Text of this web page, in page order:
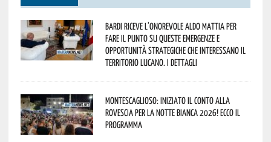
Bardi riceve l’onorevole Aldo Mattia per
fare il punto su queste emergenze e
opportunità strategiche che interessano il
territorio lucano. I dettagli
Montescaglioso: iniziato il conto alla
rovescia per la Notte Bianca 2026! Ecco il
programma